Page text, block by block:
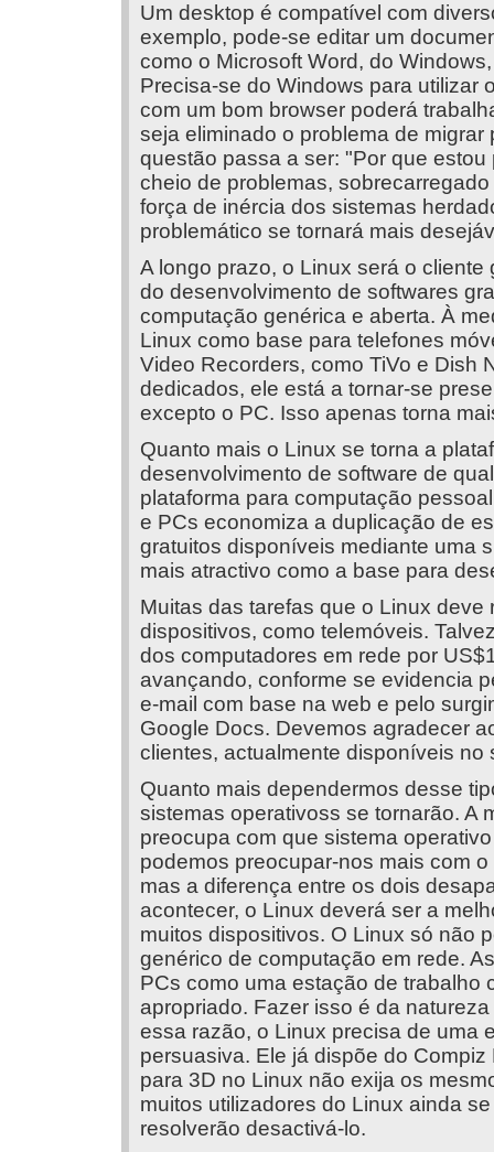
Um desktop é compatível com
exemplo, pode-se editar um
como o Microsoft Word, do
Precisa-se do Windows para utilizar
com um bom browser poderá
seja eliminado o problema de
questão passa a ser: "Por que
cheio de problemas,
força de inércia dos sistemas
problemático se tornará mais
A longo prazo, o Linux será o
do desenvolvimento de softwares
computação genérica e aberta. À
Linux como base para telefones
Video Recorders, como TiVo e Dish
dedicados, ele está a tornar-se
excepto o PC. Isso apenas torna
Quanto mais o Linux se torna a
desenvolvimento de software de
plataforma para computação
e PCs economiza a duplicação de
gratuitos disponíveis mediante uma
mais atractivo como a base para
Muitas das tarefas que o Linux
dispositivos, como telemóveis.
dos computadores em rede por
avançando, conforme se evidencia
e-mail com base na web e pelo
Google Docs. Devemos agradecer
clientes, actualmente disponíveis
Quanto mais dependermos desse
sistemas operativoss se tornarão. A
preocupa com que sistema
podemos preocupar-nos mais com
mas a diferença entre os dois
acontecer, o Linux deverá ser a
muitos dispositivos. O Linux só não
genérico de computação em rede.
PCs como uma estação de trabalho
apropriado. Fazer isso é da
essa razão, o Linux precisa de uma
persuasiva. Ele já dispõe do
para 3D no Linux não exija os
muitos utilizadores do Linux ainda
resolverão desactivá-lo.